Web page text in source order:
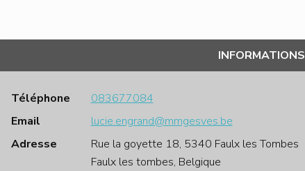
INFORMATIONS
Téléphone
083677084
Email
lucie.engrand@mmgesves.be
Adresse
Rue la goyette 18, 5340 Faulx les Tombes
Faulx les tombes, Belgique